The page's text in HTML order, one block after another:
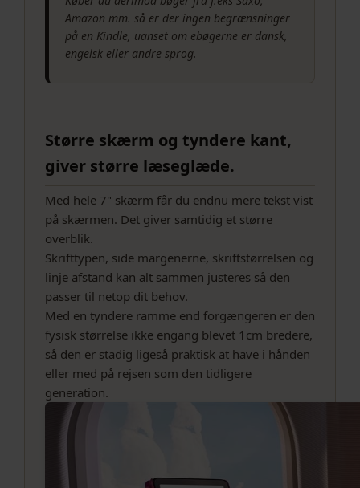
Amazon mm. så er der ingen begrænsninger
på en Kindle, uanset om ebøgerne er dansk,
engelsk eller andre sprog.
Større skærm og tyndere kant,
giver større læseglæde.
Med hele 7" skærm får du endnu mere tekst vist
på skærmen. Det giver samtidig et større
overblik.
Skrifttypen, side margenerne, skriftstørrelsen og
linje afstand kan alt sammen justeres så den
passer til netop dit behov.
Med en tyndere ramme end forgængeren er den
fysisk størrelse ikke engang blevet 1cm bredere,
så den er stadig ligeså praktisk at have i hånden
eller med på rejsen som den tidligere
generation.